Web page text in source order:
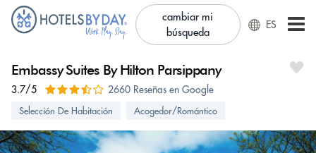
cambiar mi
búsqueda
ES
Embassy Suites By Hilton Parsippany
3.7/5 2660 Reseñas en Google
Selección De Habitación Acogedor/Romántico